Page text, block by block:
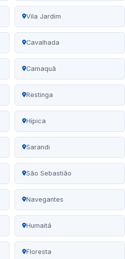
Vila Jardim
Cavalhada
Camaquã
Restinga
Hípica
Sarandi
São Sebastião
Navegantes
Humaitá
Floresta